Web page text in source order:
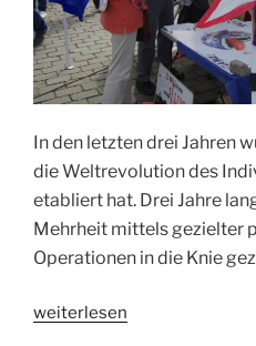
In den letzten drei Jahren
die Weltrevolution des
etabliert hat. Drei Jahre
Mehrheit mittels gezielter
Operationen in die Knie
„1.
weiterlesen